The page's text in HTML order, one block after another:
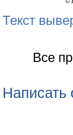
Текст
Все
Написать